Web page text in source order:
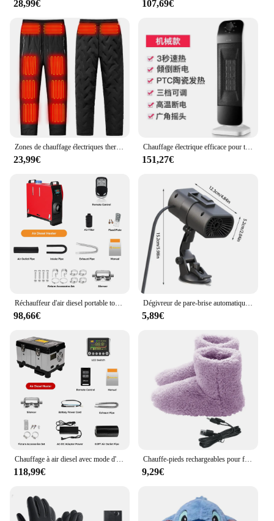
construction ensures that it can withstand the rigors
of daily use, while the advanced heating technology
provides consistent warmth even in the harshest of
environments. The adjustable temperature settings
allow for precise control, ensuring that you can
maintain the perfect level of warmth without
overheating. This casque is not just a product; it's a
reliable partner for those who demand both comfort
and durability in their personal protective
equipment.
28,99€ 107,69€
Zones de chauffage électriques thermiques unisexes, FJ10 métropolitain, modes de température FJ3, vêtements chauffants électriques pour l'hiver
23,99€
Chauffage électrique efficace pour toute la maison, mode tourisme, chauffage de grande surface, caractéristiques d'économie d'énergie, 220V
151,27€
Réchauffeur d'air diesel portable tout-en-un avec moniteur LCD, 8KW, 12V, 24V, stationnement de voiture, camping-car, tente, camions
98,66€
Dégivreur de pare-brise automatique portable, sèche-linge, dél'offre bueur de pare-brise automatique, chauffage rapide, résistant à 360, 12V
5,89€
118,99€
Chauffe-pieds rechargeables pour femmes et hommes, chaussures métropolitaines USB lavables, chaussures de maison pour temps froid
9,29€